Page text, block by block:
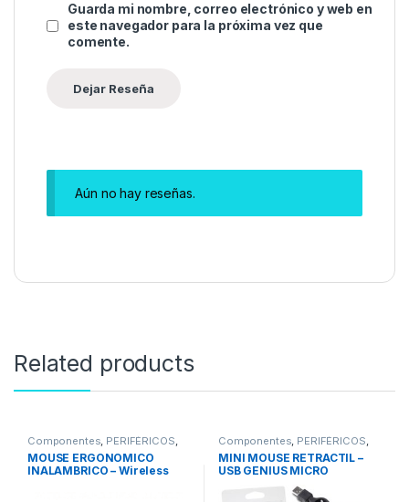
Guarda mi nombre, correo electrónico y web en
este navegador para la próxima vez que
comente.
Aún no hay reseñas.
Related products
Componentes, PERIFÉRICOS,
Mouse
MOUSE ERGONOMICO
INALAMBRICO – Wireless
Componentes, PERIFÉRICOS,
Mouse
MINI MOUSE RETRACTIL –
USB GENIUS MICRO